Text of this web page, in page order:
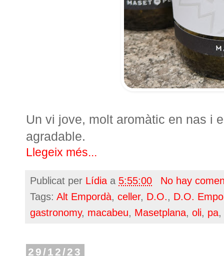
Un vi jove, molt aromàtic en nas i
agradable.
Llegeix més...
Publicat per Lídia a 5:55:00
No hay
Tags: Alt Empordà, celler, D.O., D.O.
gastronomy, macabeu, Masetplana, oli, pa,
29/12/23